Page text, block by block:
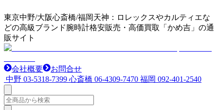
東京中野/大阪心斎橋/福岡天神：ロレックスやカルティエな
どの高級ブランド腕時計格安販売・高価買取「かめ吉」の通
販サイト
会社概要
お問合せ
中野 03-5318-7399 心斎橋 06-4309-7470 福岡 092-401-2540